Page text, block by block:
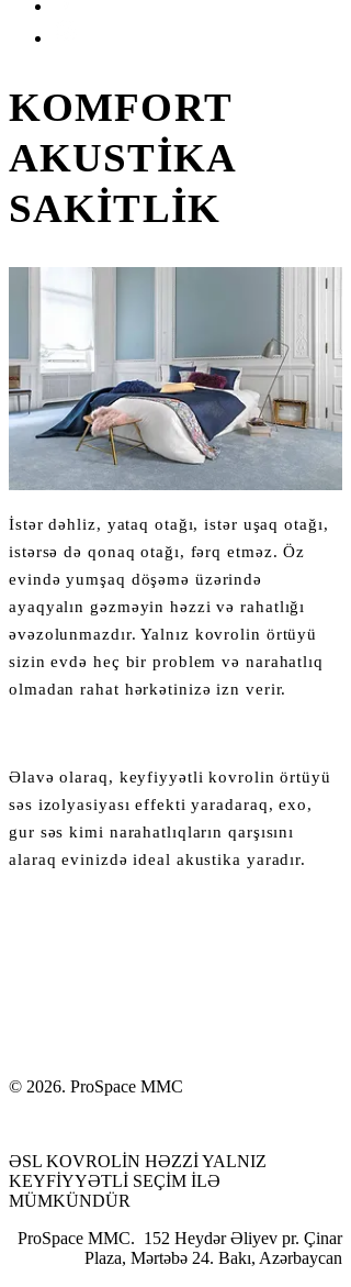
KOMFORT
AKUSTİKA
SAKİTLİK
İstər dəhliz, yataq otağı, istər uşaq otağı,
istərsə də qonaq otağı, fərq etməz. Öz
evində yumşaq döşəmə üzərində
ayaqyalın gəzməyin həzzi və rahatlığı
əvəzolunmazdır. Yalnız kovrolin örtüyü
sizin evdə heç bir problem və narahatlıq
olmadan rahat hərkətinizə izn verir.
Əlavə olaraq, keyfiyyətli kovrolin örtüyü
səs izolyasiyası effekti yaradaraq, exo,
gur səs kimi narahatlıqların qarşısını
alaraq evinizdə ideal akustika yaradır.
© 2026. ProSpace MMC
ƏSL KOVROLİN HƏZZİ YALNIZ
KEYFİYYƏTLİ SEÇİM İLƏ
MÜMKÜNDÜR
ProSpace MMC. 152 Heydər Əliyev pr. Çinar
Plaza, Mərtəbə 24. Bakı, Azərbaycan